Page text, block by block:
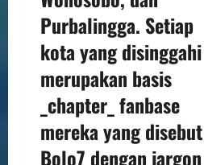
Purbalingga. Setiap
kota yang disinggahi
merupakan basis
_chapter_ fanbase
mereka yang disebut
Bolo7 dengan jargon